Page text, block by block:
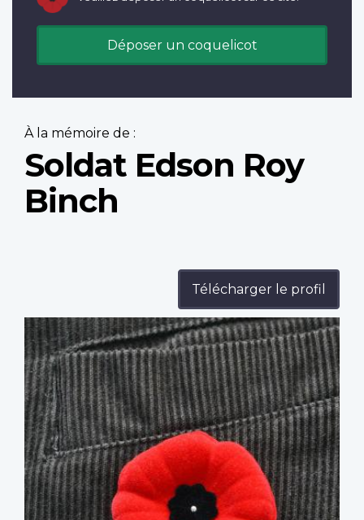
Déposer un coquelicot
À la mémoire de :
Soldat Edson Roy
Binch
Télécharger le profil
Profile
image